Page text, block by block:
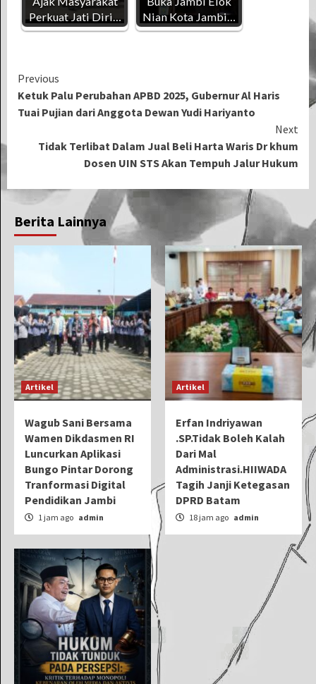
Perkuat Jati Diri…
Nian Kota Jambi…
Continue
Reading
Previous
Ketuk Palu Perubahan APBD 2025, Gubernur Al Haris
Tuai Pujian dari Anggota Dewan Yudi Hariyanto
Next
Tidak Terlibat Dalam Jual Beli Harta Waris Dr khum
Dosen UIN STS Akan Tempuh Jalur Hukum
Berita Lainnya
Artikel
Wagub Sani Bersama
Wamen Dikdasmen RI
Luncurkan Aplikasi
Bungo Pintar Dorong
Tranformasi Digital
Pendidikan Jambi
1 jam ago admin
Artikel
Erfan Indriyawan
.SP.Tidak Boleh Kalah
Dari Mal
Administrasi.HIIWADA
Tagih Janji Ketegasan
DPRD Batam
18 jam ago admin